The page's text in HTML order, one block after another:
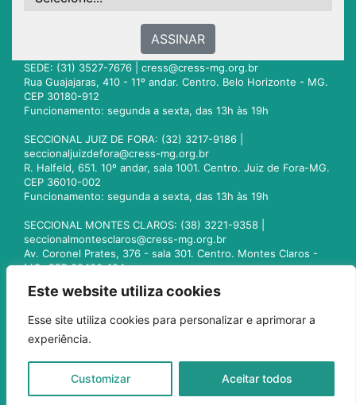
Este website utiliza cookies
Esse site utiliza cookies para personalizar e aprimorar a
experiência.
Customizar Aceitar todos
ASSINAR
SEDE: (31) 3527-7676 | cress@cress-mg.org.br
Rua Guajajaras, 410 - 11º andar. Centro. Belo Horizonte - MG.
CEP 30180-912
Funcionamento: segunda a sexta, das 13h às 19h
SECCIONAL JUIZ DE FORA: (32) 3217-9186 |
seccionaljuizdefora@cress-mg.org.br
R. Halfeld, 651. 10º andar, sala 1001. Centro. Juiz de Fora-MG.
CEP 36010-002
Funcionamento: segunda a sexta, das 13h às 19h
SECCIONAL MONTES CLAROS: (38) 3221-9358 |
seccionalmontesclaros@cress-mg.org.br
Av. Coronel Prates, 376 - sala 301. Centro. Montes Claros -
MG. CEP 39400-104
seccionaluberlandia@cress-mg.org.br
Av. Afonso Pena, 547 - sala 101. Uberlândia - MG. CEP